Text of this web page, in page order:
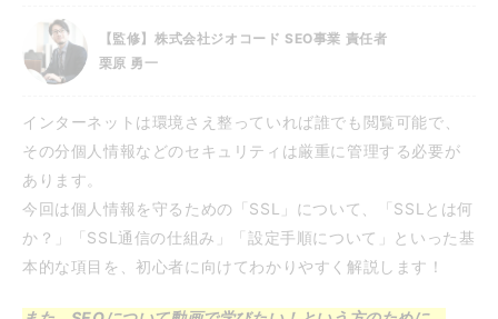
【監修】株式会社ジオコード SEO事業 責任者
栗原 勇一
インターネットは環境さえ整っていれば誰でも閲覧可能で、
その分個人情報などのセキュリティは厳重に管理する必要が
あります。
今回は個人情報を守るための「SSL」について、「SSLとは何
か？」「SSL通信の仕組み」「設定手順について」といった基
本的な項目を、初心者に向けてわかりやすく解説します！